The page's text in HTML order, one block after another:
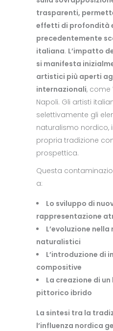
trasparenti,
effetti di profondità
precedentemente
italiana. L’impatto
si manifesta
artistici più aperti
internazionali, come
Napoli. Gli artisti
selettivamente gli
naturalismo nordico,
propria tradizione
prospettica.
Questa
a:
Lo sviluppo di
rappresentazione
L’evoluzione
naturalistici
L’introduzione di
compositive
La creazione di
pittorico ibrido
La sintesi tra la
l’influenza nordica